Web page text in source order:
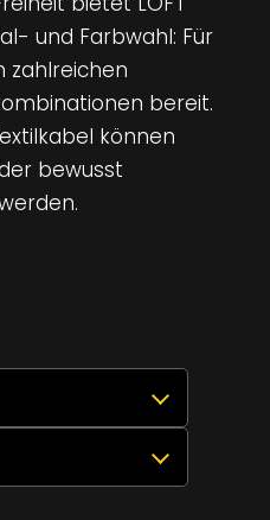
und Farbwahl: Für
zahlreichen
bereit.
können
bewusst
✕